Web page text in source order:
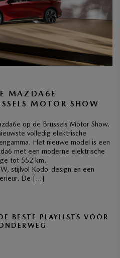
MAZDA6E
MOTOR SHOW
op de Brussels Motor Show.
volledig elektrische
Het nieuwe model is een
met een moderne elektrische
tot 552 km,
stijlvol Kodo-design en een
De […]
BESTE PLAYLISTS VOOR